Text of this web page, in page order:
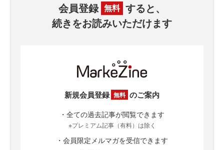
会員登録 無料 すると、
続きをお読みいただけます
新規会員登録 無料 のご案内
・全ての過去記事が閲覧できます
※プレミアム記事（有料）は除く
・会員限定メルマガを受信できます